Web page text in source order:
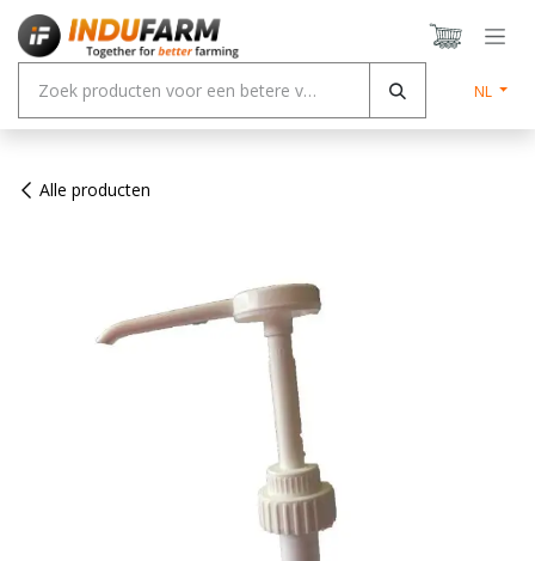
Overslaan naar inhoud
NL
Alle producten